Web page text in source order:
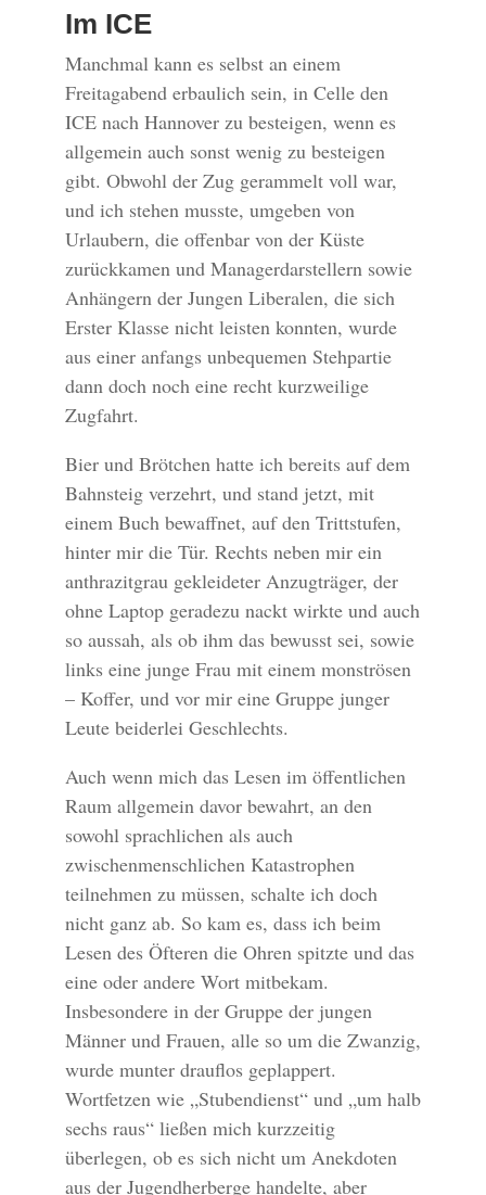
Im ICE
Manchmal kann es selbst an einem
Freitagabend erbaulich sein, in Celle den
ICE nach Hannover zu besteigen, wenn es
allgemein auch sonst wenig zu besteigen
gibt. Obwohl der Zug gerammelt voll war,
und ich stehen musste, umgeben von
Urlaubern, die offenbar von der Küste
zurückkamen und Managerdarstellern sowie
Anhängern der Jungen Liberalen, die sich
Erster Klasse nicht leisten konnten, wurde
aus einer anfangs unbequemen Stehpartie
dann doch noch eine recht kurzweilige
Zugfahrt.
Bier und Brötchen hatte ich bereits auf dem
Bahnsteig verzehrt, und stand jetzt, mit
einem Buch bewaffnet, auf den Trittstufen,
hinter mir die Tür. Rechts neben mir ein
anthrazitgrau gekleideter Anzugträger, der
ohne Laptop geradezu nackt wirkte und auch
so aussah, als ob ihm das bewusst sei, sowie
links eine junge Frau mit einem monströsen
– Koffer, und vor mir eine Gruppe junger
Leute beiderlei Geschlechts.
Auch wenn mich das Lesen im öffentlichen
Raum allgemein davor bewahrt, an den
sowohl sprachlichen als auch
zwischenmenschlichen Katastrophen
teilnehmen zu müssen, schalte ich doch
nicht ganz ab. So kam es, dass ich beim
Lesen des Öfteren die Ohren spitzte und das
eine oder andere Wort mitbekam.
Insbesondere in der Gruppe der jungen
Männer und Frauen, alle so um die Zwanzig,
wurde munter drauflos geplappert.
Wortfetzen wie „Stubendienst“ und „um halb
sechs raus“ ließen mich kurzzeitig
überlegen, ob es sich nicht um Anekdoten
aus der Jugendherberge handelte, aber